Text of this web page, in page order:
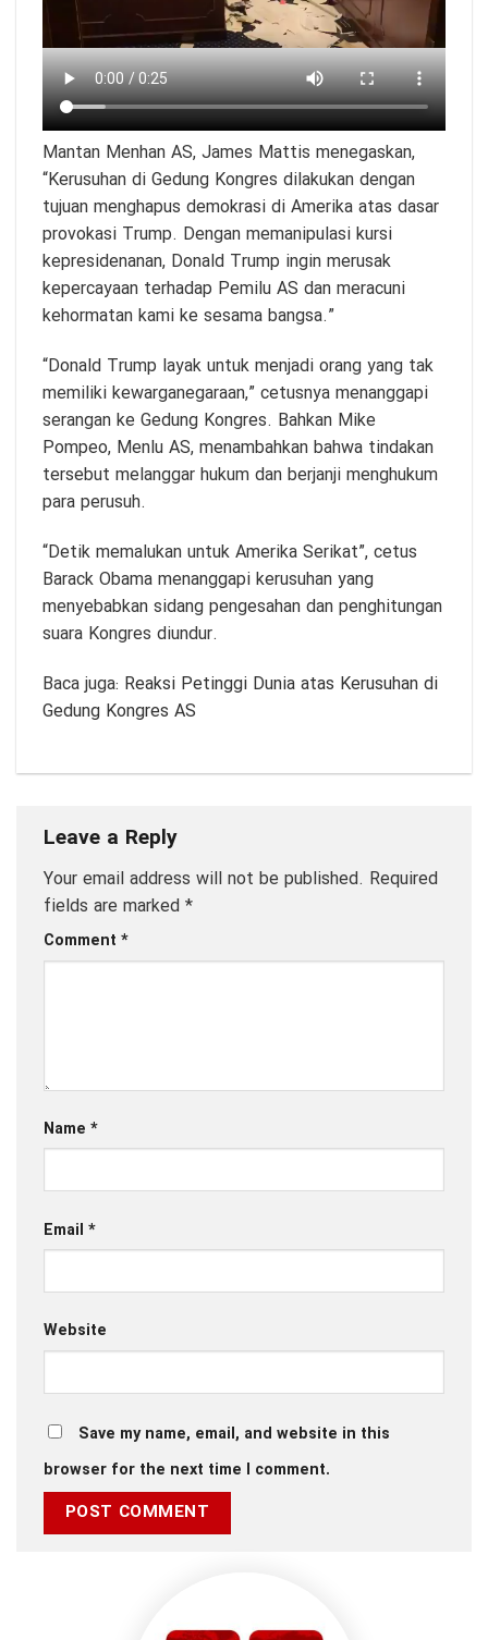
Mantan Menhan AS, James Mattis menegaskan,
“Kerusuhan di Gedung Kongres dilakukan dengan
tujuan menghapus demokrasi di Amerika atas dasar
provokasi Trump. Dengan memanipulasi kursi
kepresidenanan, Donald Trump ingin merusak
kepercayaan terhadap Pemilu AS dan meracuni
kehormatan kami ke sesama bangsa.”
“Donald Trump layak untuk menjadi orang yang tak
memiliki kewarganegaraan,” cetusnya menanggapi
serangan ke Gedung Kongres. Bahkan Mike
Pompeo, Menlu AS, menambahkan bahwa tindakan
tersebut melanggar hukum dan berjanji menghukum
para perusuh.
“Detik memalukan untuk Amerika Serikat”, cetus
Barack Obama menanggapi kerusuhan yang
menyebabkan sidang pengesahan dan penghitungan
suara Kongres diundur.
Baca juga: Reaksi Petinggi Dunia atas Kerusuhan di
Gedung Kongres AS
Leave a Reply
Your email address will not be published. Required
fields are marked *
Comment *
Name *
Email *
Website
Save my name, email, and website in this
browser for the next time I comment.